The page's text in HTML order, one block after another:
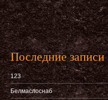
Последние записи
123
Белмаслоснаб